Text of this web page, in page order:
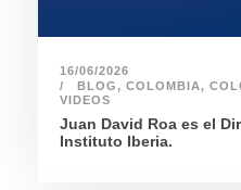
16/06/2026
BLOG, COLOMBIA,
VIDEOS
Juan David Roa es el
Instituto Iberia.